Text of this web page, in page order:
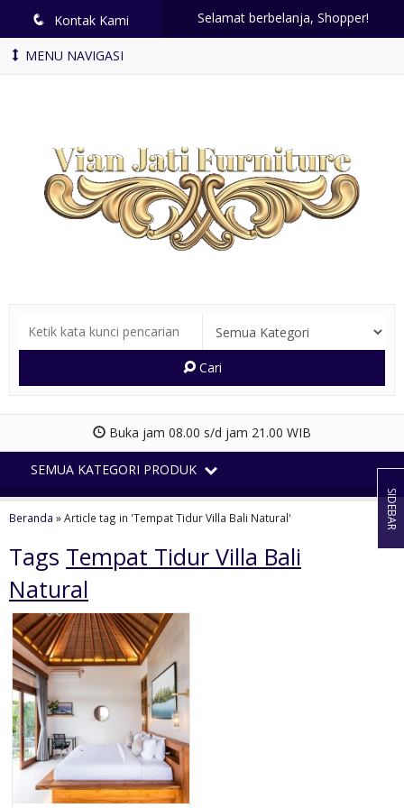
q Kontak Kami Selamat berbelanja, Shopper!
MENU NAVIGASI
Cari
Buka jam 08.00 s/d jam 21.00 WIB
SEMUA KATEGORI PRODUK
Beranda »Article tag in 'Tempat Tidur Villa Bali Natural'
Tags Tempat Tidur Villa Bali
Natural
SIDEBAR